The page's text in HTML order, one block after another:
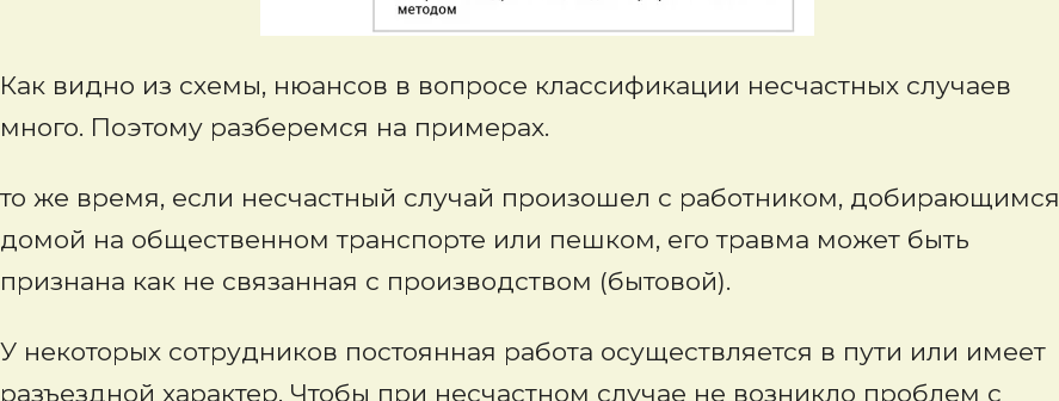
Как видно из схемы, нюансов в вопросе классификации несчастных случаев
много. Поэтому разберемся на примерах.
то же время, если несчастный случай произошел с работником, добирающимся
домой на общественном транспорте или пешком, его травма может быть
признана как не связанная с производством (бытовой).
У некоторых сотрудников постоянная работа осуществляется в пути или имеет
разъездной характер. Чтобы при несчастном случае не возникло проблем с